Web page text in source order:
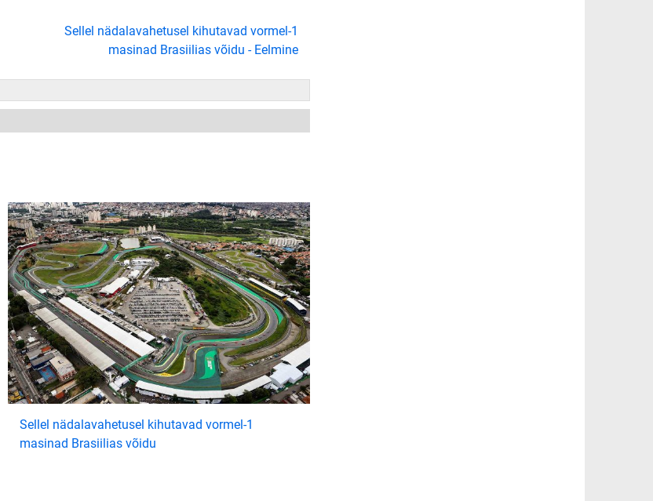
Sellel nädalavahetusel kihutavad vormel-1
masinad Brasiilias võidu - Eelmine
Sellel nädalavahetusel kihutavad vormel-1
masinad Brasiilias võidu